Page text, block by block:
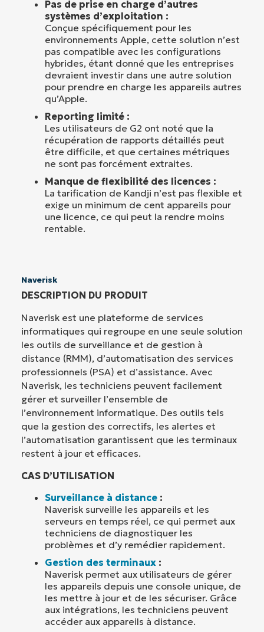
Pas de prise en charge d’autres
systèmes d’exploitation :
Conçue spécifiquement pour les
environnements Apple, cette solution n’est
pas compatible avec les configurations
hybrides, étant donné que les entreprises
devraient investir dans une autre solution
pour prendre en charge les appareils autres
qu’Apple.
Reporting limité :
Les utilisateurs de G2 ont noté que la
récupération de rapports détaillés peut
être difficile, et que certaines métriques
ne sont pas forcément extraites.
Manque de flexibilité des licences :
La tarification de Kandji n’est pas flexible et
exige un minimum de cent appareils pour
une licence, ce qui peut la rendre moins
rentable.
Naverisk
DESCRIPTION DU PRODUIT
Naverisk est une plateforme de services
informatiques qui regroupe en une seule solution
les outils de surveillance et de gestion à
distance (RMM), d’automatisation des services
professionnels (PSA) et d’assistance. Avec
Naverisk, les techniciens peuvent facilement
gérer et surveiller l’ensemble de
l’environnement informatique. Des outils tels
que la gestion des correctifs, les alertes et
l’automatisation garantissent que les terminaux
restent à jour et efficaces.
CAS D’UTILISATION
Surveillance à distance :
Naverisk surveille les appareils et les
serveurs en temps réel, ce qui permet aux
techniciens de diagnostiquer les
problèmes et d’y remédier rapidement.
Gestion des terminaux :
Naverisk permet aux utilisateurs de gérer
les appareils depuis une console unique, de
les mettre à jour et de les sécuriser. Grâce
aux intégrations, les techniciens peuvent
accéder aux appareils à distance.